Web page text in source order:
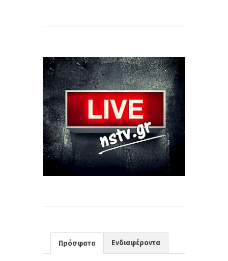
Πρόσφατα Ενδιαφέροντα